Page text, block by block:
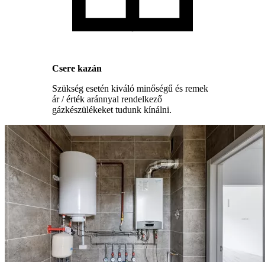
Csere kazán
Szükség esetén kiváló minőségű és remek
ár / érték aránnyal rendelkező
gázkészülékeket tudunk kínálni.